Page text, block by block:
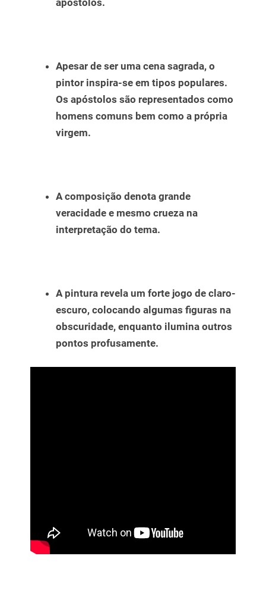
apóstolos.
Apesar de ser uma cena sagrada, o
pintor inspira-se em tipos populares.
Os apóstolos são representados como
homens comuns bem como a própria
virgem.
A composição denota grande
veracidade e mesmo crueza na
interpretação do tema.
A pintura revela um forte jogo de claro-
escuro, colocando algumas figuras na
obscuridade, enquanto ilumina outros
pontos profusamente.